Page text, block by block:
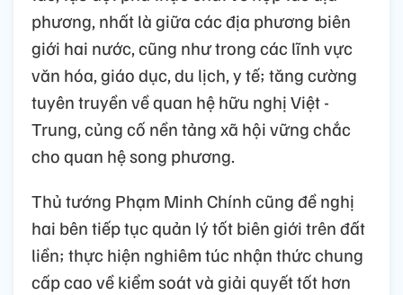
phương, nhất là giữa các địa phương biên
giới hai nước, cũng như trong các lĩnh vực
văn hóa, giáo dục, du lịch, y tế; tăng cường
tuyên truyền về quan hệ hữu nghị Việt -
Trung, củng cố nền tảng xã hội vững chắc
cho quan hệ song phương.
Thủ tướng Phạm Minh Chính cũng đề nghị
hai bên tiếp tục quản lý tốt biên giới trên đất
liền; thực hiện nghiêm túc nhận thức chung
cấp cao về kiểm soát và giải quyết tốt hơn